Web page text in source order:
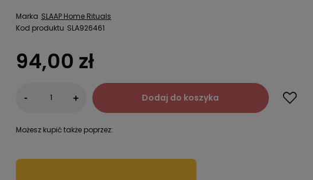
Marka SLAAP Home Rituals
Kod produktu SLA926461
94,00 zł
- + Dodaj do koszyka
Możesz kupić także poprzez: